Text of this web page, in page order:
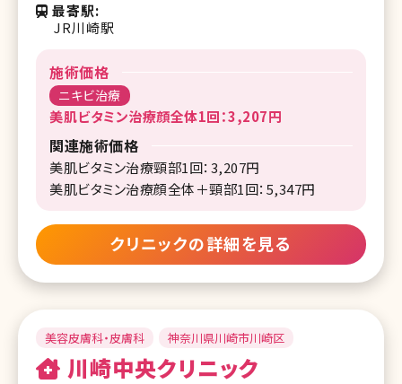
最寄駅
JR川崎駅
施術価格
ニキビ治療
美肌ビタミン治療顔全体1回：3,207円
関連施術価格
美肌ビタミン治療頸部1回：3,207円
美肌ビタミン治療顔全体＋頸部1回：5,347円
クリニックの詳細を見る
美容皮膚科・皮膚科 神奈川県川崎市川崎区
川崎中央クリニック